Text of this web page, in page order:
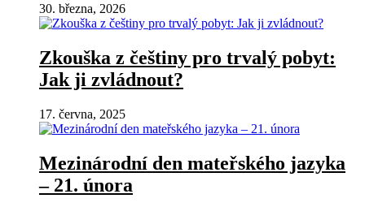
30. března, 2026
Zkouška z češtiny pro trvalý pobyt:
Jak ji zvládnout?
17. června, 2025
Mezinárodní den mateřského jazyka
– 21. února